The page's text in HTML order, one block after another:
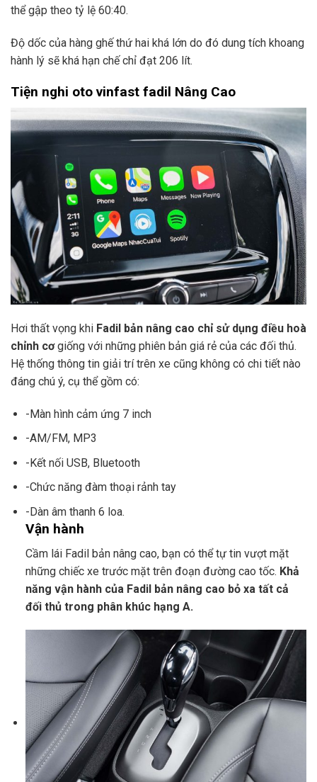
thể gập theo tỷ lệ 60:40.
Độ dốc của hàng ghế thứ hai khá lớn do đó dung tích khoang
hành lý sẽ khá hạn chế chỉ đạt 206 lít.
Tiện nghi oto vinfast fadil Nâng Cao
Hơi thất vọng khi Fadil bản nâng cao chỉ sử dụng điều hoà
chỉnh cơgiống với những phiên bản giá rẻ của các đối thủ.
Hệ thống thông tin giải trí trên xe cũng không có chi tiết nào
đáng chú ý, cụ thể gồm có:
-Màn hình cảm ứng 7 inch
-AM/FM, MP3
-Kết nối USB, Bluetooth
-Chức năng đàm thoại rảnh tay
-Dàn âm thanh 6 loa.
Vận hành
Cầm lái Fadil bản nâng cao, bạn có thể tự tin vượt mặt
những chiếc xe trước mặt trên đoạn đường cao tốc. Khả
năng vận hành của Fadil bản nâng cao bỏ xa tất cả
đối thủ trong phân khúc hạng A.